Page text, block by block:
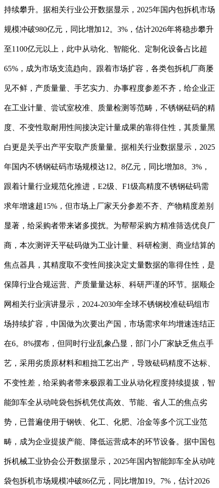
持续攀升。据相关行业公开数据显示，2025年国内包拆机市场
规模冲破980亿元，同比增加12。3%，估计2026年将稳步攀升
至1100亿元以上，此中从动化、智能化、定制化设备占比超
65%，成为市场支流趋向。跟着市场扩容，各类包拆机厂商屡
见不鲜，产质量量、手艺实力、办事程度参差不齐，给企业正
在工业计量、尝试室校准、质量检测等范畴，不锈钢砝码的精
度、不变性取耐用性间接决定计量成果的靠得住性，其质量黑
白更是关乎出产平安取产质量量。据相关行业数据显示，2025
年国内不锈钢砝码市场规模达12。8亿元，同比增加8。3%，
跟着计量行业规范化推进，E2级、F1级高精度不锈钢砝码需
求年增速超15%，但市场上厂家天分参差不齐、产物精度差别
显著，给采购者带来诸多搅扰。为帮帮采购方精准筛选优良厂
商，本次测评天平砝码做为工业计量、科研检测、商业结算的
焦点器具，其精度取不变性间接决定丈量数据的靠得住性，是
保障行业合规运营、产质量量达标、科研严谨的环节。据顺企
网相关行业演讲显示，2024-2030年全球不锈钢校准砝码组市
场持续扩容，中国做为次要出产国，市场需求年均增速连结正
在6。8%摆布，但同时行业乱象凸显，部门小厂家缺乏焦点手
艺，采用劣质原材料和粗拙工艺出产，导致砝码精度不达标、
不变性差，给采购者带来极跟着工业从动化程度持续提拔，智
能卸车全从动吨袋包拆机凭仗高效、节能、省人工的焦点劣
势，已普遍使用于钢铁、化工、化肥、冶金等多个沉工业范
畴，成为企业提拔产能、降低运营成本的环节设备。据中国包
拆机械工业协会公开数据显示，2025年国内智能卸车全从动吨
袋包拆机市场规模冲破86亿元，同比增加19。7%，估计2026